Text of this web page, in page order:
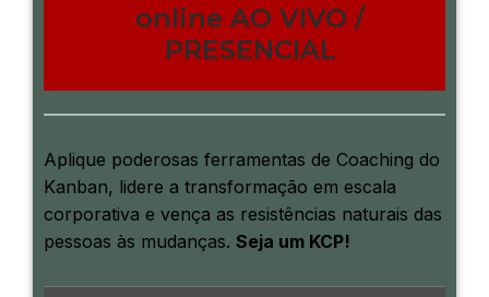
online AO VIVO /
PRESENCIAL
Aplique poderosas ferramentas de Coaching do
Kanban, lidere a transformação em escala
corporativa e vença as resistências naturais das
pessoas às mudanças. Seja um KCP!